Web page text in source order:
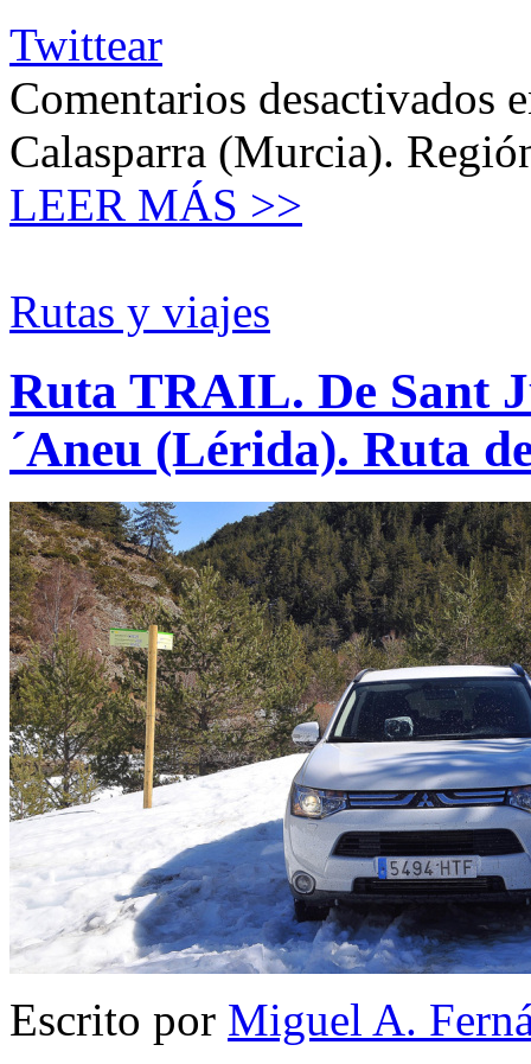
Twittear
Comentarios desactivados
Calasparra (Murcia).
LEER MÁS >>
Rutas y viajes
Ruta TRAIL. De Sant
´Aneu (Lérida). Ruta
Escrito por Miguel A.